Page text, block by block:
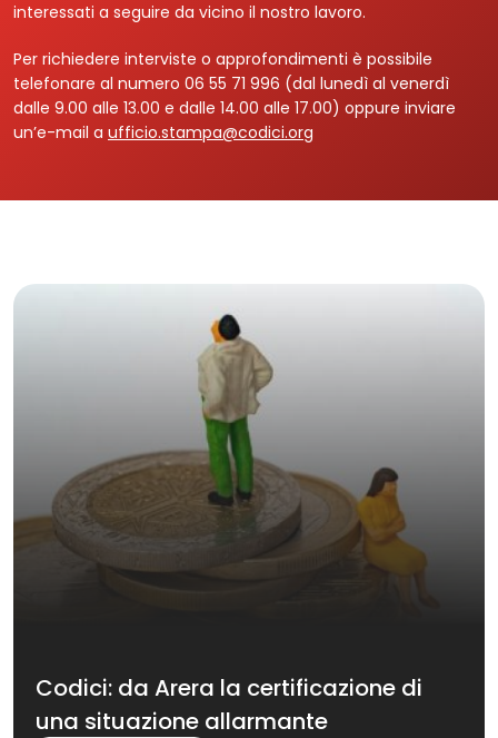
Login
interessati a seguire da vicino il nostro lavoro.
Per richiedere interviste o approfondimenti è possibile
telefonare al numero 06 55 71 996 (dal lunedì al venerdì
dalle 9.00 alle 13.00 e dalle 14.00 alle 17.00) oppure inviare
un’e-mail a ufficio.stampa@codici.org
Codici: da Arera la certificazione di
una situazione allarmante